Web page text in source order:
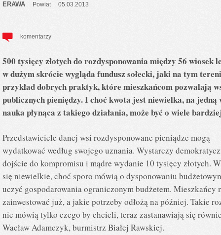
ERAWA Powiat 05.03.2013
komentarzy
500 tysięcy złotych do rozdysponowania między 56 wiosek
w dużym skrócie wygląda fundusz sołecki, jaki na tym
przykład dobrych praktyk, które mieszkańcom pozwalają
publicznych pieniędzy. I choć kwota jest niewielka, na jedną
nauka płynąca z takiego działania, może być o wiele
Przedstawiciele danej wsi rozdysponowane pieniądze mogą
wydatkować według swojego uznania. Wystarczy
dojście do kompromisu i mądre wydanie 10 tysięcy złotych.
się niewielkie, choć sporo mówią o dysponowaniu
uczyć gospodarowania ograniczonym budżetem. Mieszkańcy
zainwestować już, a jakie potrzeby odłożą na później. Takie
nie mówią tylko czego by chcieli, teraz zastanawiają się
Wacław Adamczyk, burmistrz Białej Rawskiej.